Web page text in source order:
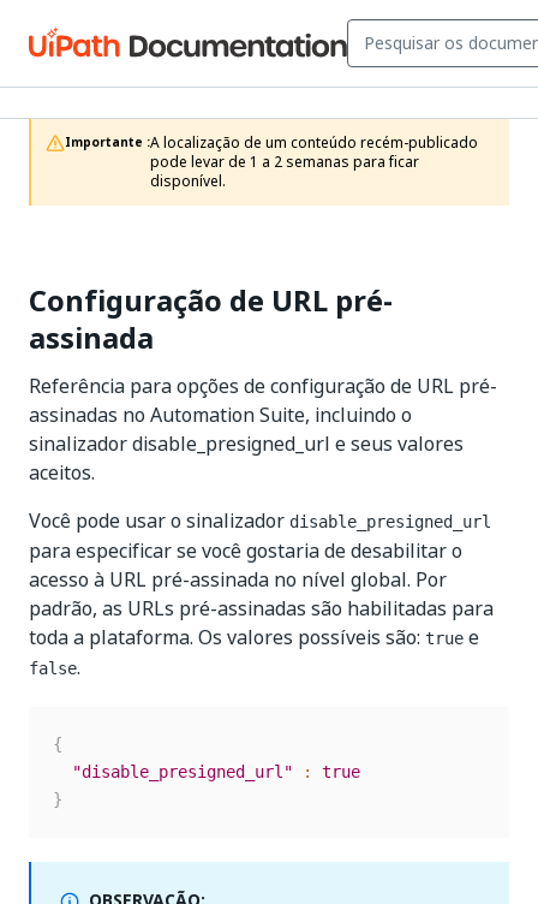
Importante :A localização de um conteúdo recém-publicado
pode levar de 1 a 2 semanas para ficar
disponível.
Configuração de URL pré-
assinada
Referência para opções de configuração de URL pré-
assinadas no Automation Suite, incluindo o
sinalizador disable_presigned_url e seus valores
aceitos.
Você pode usar o sinalizador disable_presigned_url
para especificar se você gostaria de desabilitar o
acesso à URL pré-assinada no nível global. Por
padrão, as URLs pré-assinadas são habilitadas para
toda a plataforma. Os valores possíveis são: true e
false.
{
"disable_presigned_url"
:
true
}